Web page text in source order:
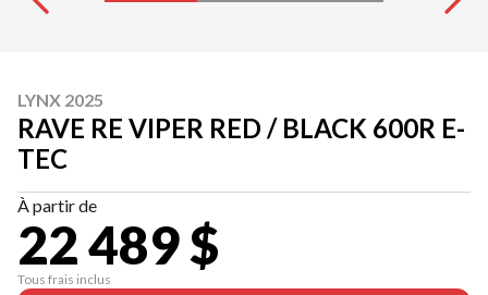
LYNX 2025
RAVE RE VIPER RED / BLACK 600R E-
TEC
À partir de
22 489 $
Tous frais inclus